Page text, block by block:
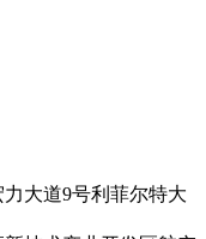
大道9号利菲尔特大